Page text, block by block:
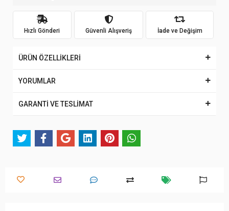
Hızlı Gönderi Güvenli Alışveriş İade ve Değişim
ÜRÜN ÖZELLİKLERİ
YORUMLAR
GARANTİ VE TESLİMAT